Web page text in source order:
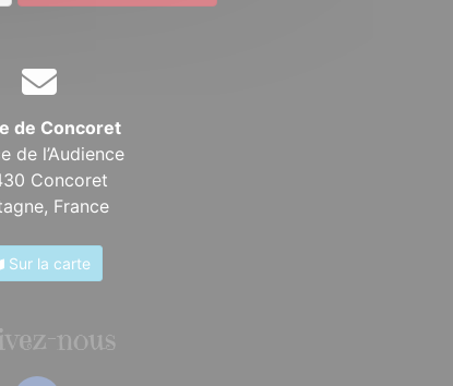
de Concoret
de l’Audience
Concoret
France
Sur la carte
nous